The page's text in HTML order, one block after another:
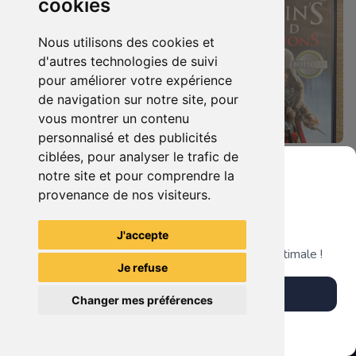
cookies
Nous utilisons des cookies et
d'autres technologies de suivi
pour améliorer votre expérience
de navigation sur notre site, pour
vous montrer un contenu
personnalisé et des publicités
ciblées, pour analyser le trafic de
notre site et pour comprendre la
provenance de nos visiteurs.
J'accepte
Je refuse
Changer mes préférences
7.90 € 0
Duo : The Elder Scrolls Iv - Oblivion + Bioshock Xbox 360
4.90 €
TheGamingR83
Grenier du Geek
Télécharge notre app pour une expérience optimale !
Télécharger l'app